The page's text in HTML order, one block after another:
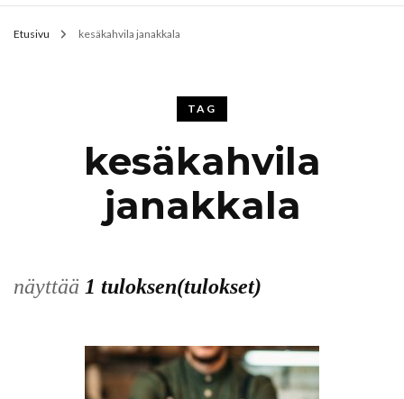
Etusivu kesäkahvila janakkala
TAG
kesäkahvila
janakkala
näyttää 1 tuloksen(tulokset)